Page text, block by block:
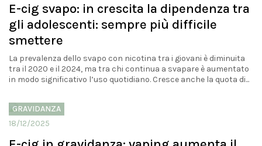
E-cig svapo: in crescita la dipendenza tra
gli adolescenti: sempre più difficile
smettere
La prevalenza dello svapo con nicotina tra i giovani è diminuita
tra il 2020 e il 2024, ma tra chi continua a svapare è aumentato
in modo significativo l’uso quotidiano. Cresce anche la quota di...
GRAVIDANZA
18/12/2025